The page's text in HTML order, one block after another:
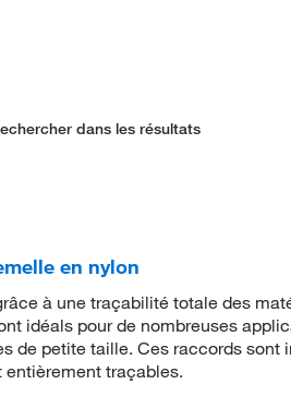
dans les résultats
en nylon
à une traçabilité totale des
idéals pour de nombreuses
de petite taille. Ces raccords sont
entièrement traçables.